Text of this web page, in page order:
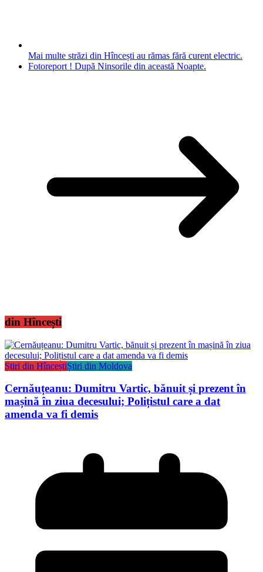
Mai multe străzi din Hîncești au rămas fără curent electric.
Fotoreport ! După Ninsorile din această Noapte.
din Hîncești
Știri din HînceștiȘtiri din Moldova
Cernăuțeanu: Dumitru Vartic, bănuit și prezent în
mașină în ziua decesului; Polițistul care a dat
amenda va fi demis